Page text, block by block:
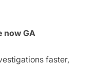
now GA
faster,